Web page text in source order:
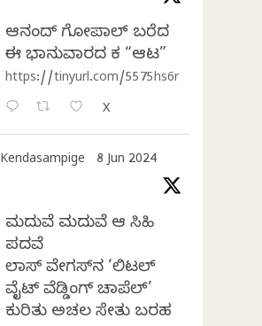
ಆನಂದ್‌ ಗೋಪಾಲ್‌ ಬರೆದ
ಈ ಭಾನುವಾರದ ಕತೆ “ಆಟ”
https://tinyurl.com/5575hs6r
X
Kendasampige 8 Jun 2024
ಮದುವೆ ಮದುವೆ ಆ ಸಿಹಿ
ಪದವೆ
ಲಾಸ್‌ ವೇಗಸ್‌ನ ‘ಲಿಟಲ್
ವೈಟ್ ವೆಡ್ಡಿಂಗ್ ಚಾಪೆಲ್’
ಕುರಿತು ಅಚಲ ಸೇತು ಬರಹ